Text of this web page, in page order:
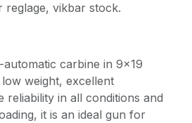
reglage, vikbar stock.
carbine in 9x19
weight, excellent
reliability in all conditions and
it is an ideal gun for